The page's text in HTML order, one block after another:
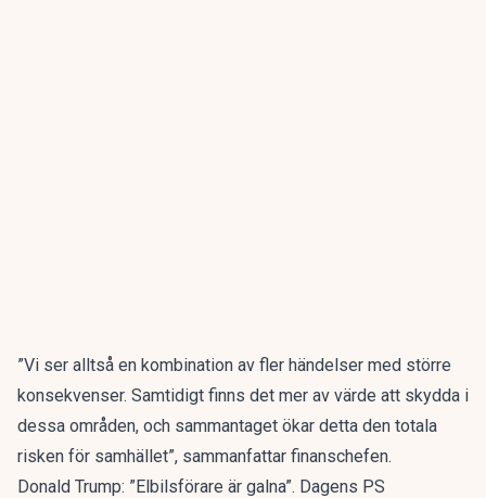
”Vi ser alltså en kombination av fler händelser med större
konsekvenser. Samtidigt finns det mer av värde att skydda i
dessa områden, och sammantaget ökar detta den totala
risken för samhället”, sammanfattar finanschefen.
Donald Trump: ”Elbilsförare är galna”. Dagens PS